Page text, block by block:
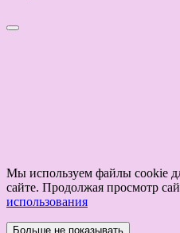
Мы используем файлы cookie
сайте. Продолжая просмотр
использования
Больше не показывать